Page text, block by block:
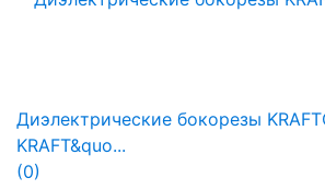
Диэлектрические бокорезы
KRAFT&quo...
(0)